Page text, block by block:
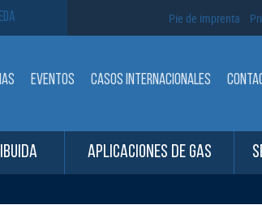
Pie de imprenta
EVENTOS CASOS INTERNACIONALES
APLICACIONES DE GAS